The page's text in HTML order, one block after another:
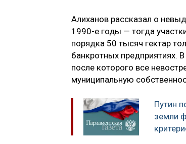
Алиханов рассказал о
1990-е годы — тогда
порядка 50 тысяч гектар
банкротных предприятиях.
после которого все
муниципальную
Путин
земли